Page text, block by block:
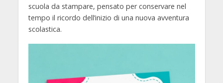
scuola da stampare, pensato per conservare nel
tempo il ricordo dell’inizio di una nuova avventura
scolastica.